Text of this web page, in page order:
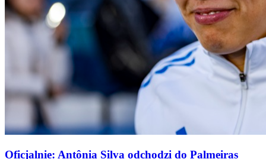
Oficjalnie: Antônia Silva odchodzi do Palmeiras